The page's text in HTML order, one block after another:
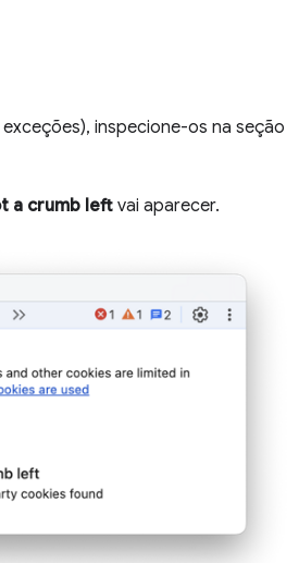
inspecione-os na seção
a crumb leftvai aparecer.